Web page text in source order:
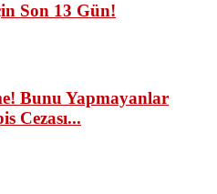
Son 13 Gün!
Bunu Yapmayanlar
Cezası...